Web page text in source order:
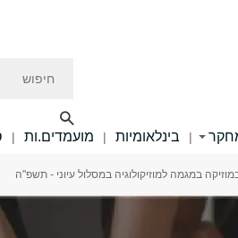
| בינלאומיות | מועמדים.ות |
במגמה למוזיקולוגיה במסלול עיוני - תשפ"ה